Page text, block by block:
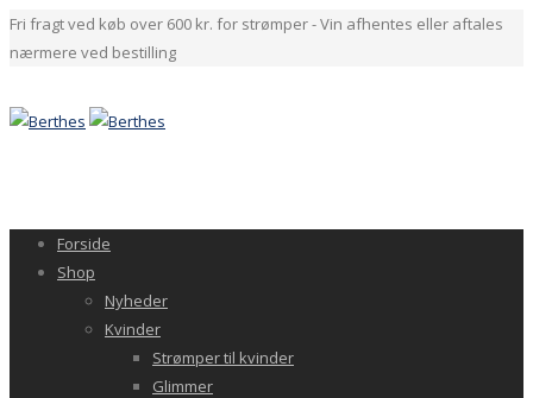
Fri fragt ved køb over 600 kr. for strømper - Vin afhentes eller aftales
nærmere ved bestilling
Forside
Shop
Nyheder
Kvinder
Strømper til kvinder
Glimmer